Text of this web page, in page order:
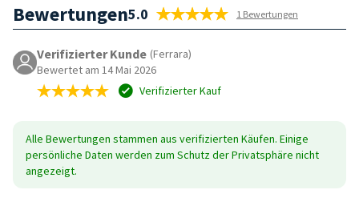
Bewertungen5.0 1 Bewertungen
Verifizierter Kunde (Ferrara)
Bewertet am 14 Mai 2026
Verifizierter Kauf
Alle Bewertungen stammen aus verifizierten Käufen. Einige
persönliche Daten werden zum Schutz der Privatsphäre nicht
angezeigt.